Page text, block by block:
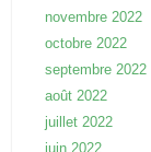
novembre 2022
octobre 2022
septembre 2022
août 2022
juillet 2022
juin 2022